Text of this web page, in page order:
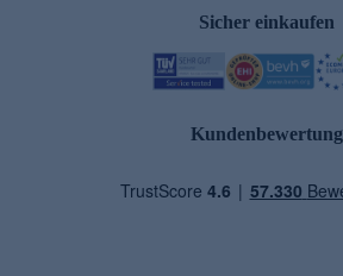
Sicher einkaufen
Kundenbewertung